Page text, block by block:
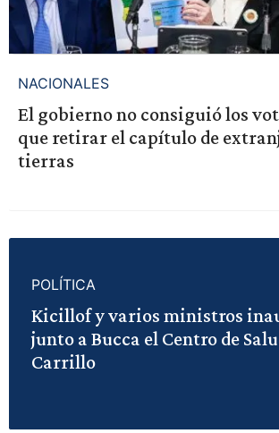
NACIONALES
El gobierno no consiguió los
que retirar el capítulo de
tierras
POLÍTICA
Kicillof y varios ministros
junto a Bucca el Centro de
Carrillo